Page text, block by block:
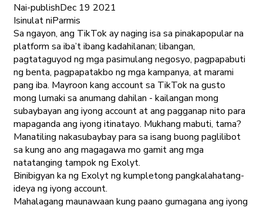
Nai-publishDec 19 2021
Isinulat niParmis
Sa ngayon, ang TikTok ay naging isa sa pinakapopular na
platform sa iba’t ibang kadahilanan; libangan,
pagtataguyod ng mga pasimulang negosyo, pagpapabuti
ng benta, pagpapatakbo ng mga kampanya, at marami
pang iba. Mayroon kang account sa TikTok na gusto
mong lumaki sa anumang dahilan - kailangan mong
subaybayan ang iyong account at ang pagganap nito para
mapaganda ang iyong itinatayo. Mukhang mabuti, tama?
Manatiling nakasubaybay para sa isang buong paglilibot
sa kung ano ang magagawa mo gamit ang mga
natatanging tampok ng Exolyt.
Binibigyan ka ng Exolyt ng kumpletong pangkalahatang-
ideya ng iyong account.
Mahalagang maunawaan kung paano gumagana ang iyong